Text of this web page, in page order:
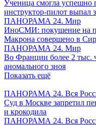
Ученица смогла успешно
инструктор-пилот выпал
ПАНОРАМА 24. Мир
ИноСМИ: покушение на
Макрона совершено в
ПАНОРАМА 24. Мир
Во Франции более 2 тыс.
аномального зноя
Показать ещё
ПАНОРАМА 24. Вся
Суд в Москве запретил
и крокодила
ПАНОРАМА 24. Вся